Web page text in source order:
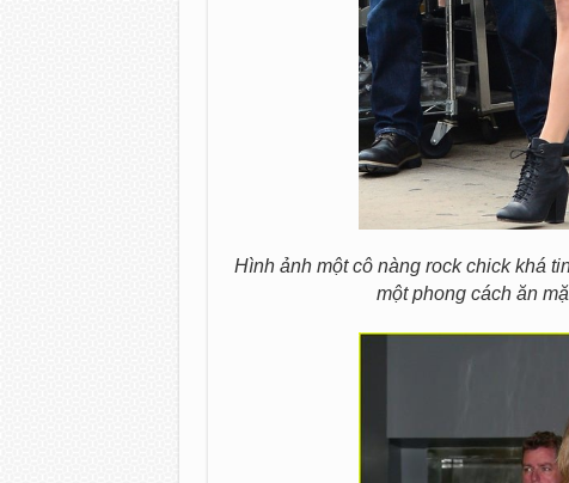
Hình ảnh một cô nàng rock chick khá
một phong cách ăn